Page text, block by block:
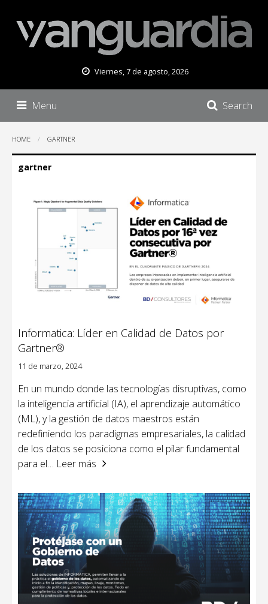
Viernes, 7 de agosto, 2026
Menu Search
HOME GARTNER
gartner
Informatica: Líder en Calidad de Datos por
Gartner®
11 de marzo, 2024
En un mundo donde las tecnologías disruptivas, como
la inteligencia artificial (IA), el aprendizaje automático
(ML), y la gestión de datos maestros están
redefiniendo los paradigmas empresariales, la calidad
de los datos se posiciona como el pilar fundamental
para el… Leer más